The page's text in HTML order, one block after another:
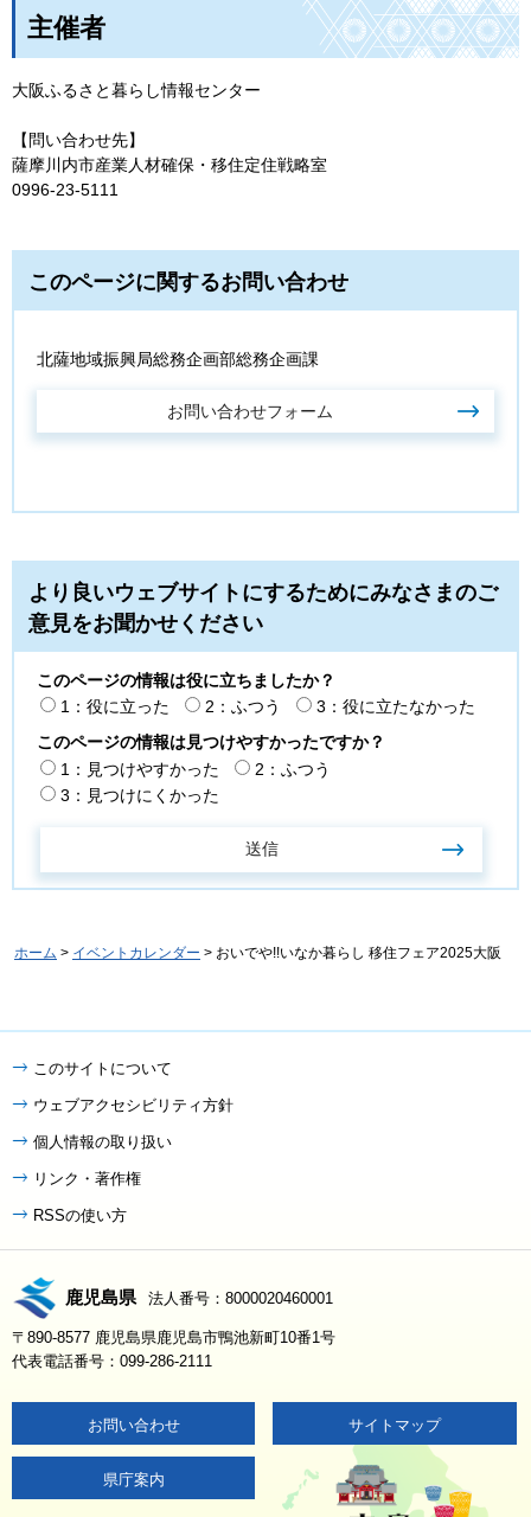
主催者
大阪ふるさと暮らし情報センター
【問い合わせ先】
薩摩川内市産業人材確保・移住定住戦略室
0996-23-5111
このページに関するお問い合わせ
北薩地域振興局総務企画部総務企画課
より良いウェブサイトにするためにみなさまのご
意見をお聞かせください
このページの情報は役に立ちましたか？
1：役に立った
2：ふつう
3：役に立たなかった
このページの情報は見つけやすかったですか？
1：見つけやすかった
2：ふつう
3：見つけにくかった
ホーム > イベントカレンダー > おいでや!!いなか暮らし 移住フェア2025大阪
このサイトについて
ウェブアクセシビリティ方針
個人情報の取り扱い
リンク・著作権
RSSの使い方
鹿児島県 法人番号：8000020460001
〒890-8577 鹿児島県鹿児島市鴨池新町10番1号
代表電話番号：099-286-2111
お問い合わせ サイトマップ
県庁案内